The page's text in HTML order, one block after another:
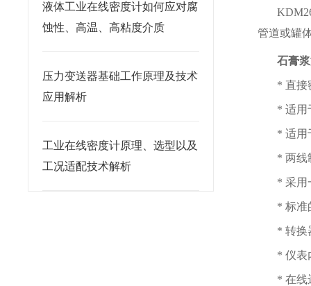
液体工业在线密度计如何应对腐
蚀性、高温、高粘度介质
压力变送器基础工作原理及技术
应用解析
工业在线密度计原理、选型以及
工况适配技术解析
管道或罐
石膏
* 直接
* 适用
* 适用
* 两线
* 采用
* 标准
* 转换
* 仪表
* 在线